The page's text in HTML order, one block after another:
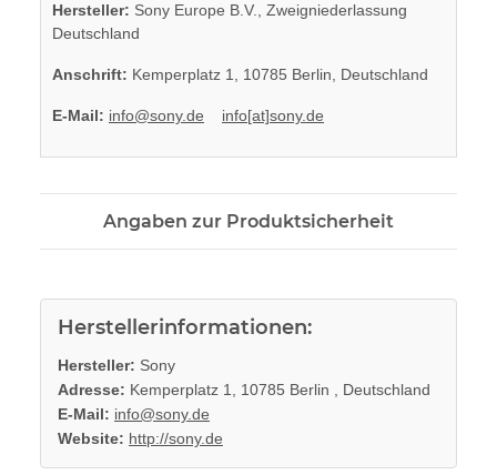
Hersteller: Sony Europe B.V., Zweigniederlassung
Deutschland
Anschrift: Kemperplatz 1, 10785 Berlin, Deutschland
E-Mail: info@sony.de info[at]sony.de
Angaben zur Produktsicherheit
Herstellerinformationen:
Hersteller: Sony
Adresse: Kemperplatz 1, 10785 Berlin , Deutschland
E-Mail: info@sony.de
Website: http://sony.de